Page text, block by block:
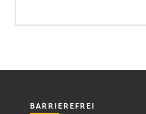
BARRIEREFREI